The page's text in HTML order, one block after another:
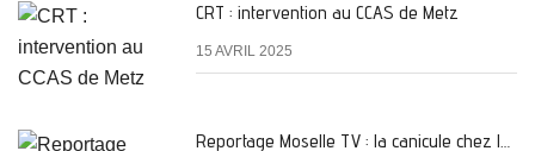
CRT : intervention au CCAS de Metz
15 AVRIL 2025
Reportage Moselle TV : la canicule chez les séniors